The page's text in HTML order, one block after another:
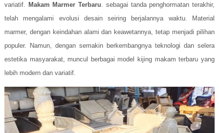
variatif. Makam Marmer Terbaru. sebagai tanda penghormatan terakhir,
telah mengalami evolusi desain seiring berjalannya waktu. Material
marmer, dengan keindahan alami dan keawetannya, tetap menjadi pilihan
populer. Namun, dengan semakin berkembangnya teknologi dan selera
estetika masyarakat, muncul berbagai model kijing makam terbaru yang
lebih modern dan variatif.